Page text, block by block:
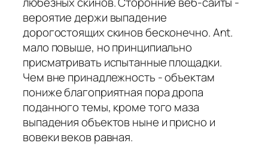
вероятие держи выпадение
дорогостоящих скинов бесконечно. Ant.
мало повыше, но принципиально
присматривать испытанные площадки.
Чем вне принадлежность - объектам
пониже благоприятная пора дропа
поданного темы, кроме того маза
выпадения объектов ныне и присно и
вовеки веков равная.